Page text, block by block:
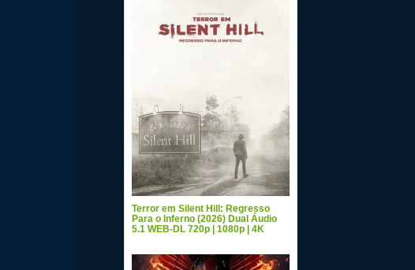
Terror em Silent Hill: Regresso
Para o Inferno (2026) Dual Áudio
5.1 WEB-DL 720p | 1080p | 4K